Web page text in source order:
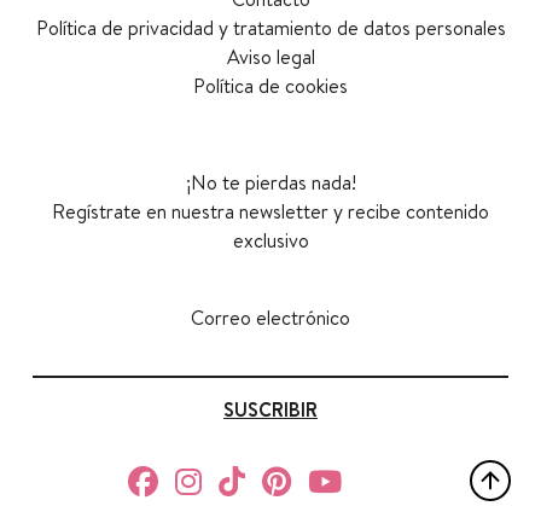
Política de privacidad y tratamiento de datos personales
Aviso legal
Política de cookies
¡No te pierdas nada!
Regístrate en nuestra newsletter y recibe contenido
exclusivo
Correo electrónico
SUSCRIBIR